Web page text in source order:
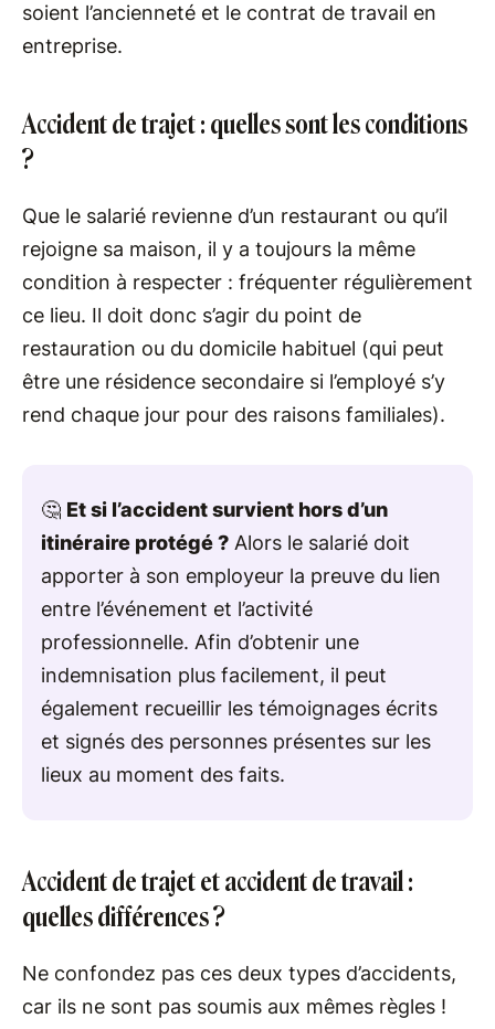
soient l’ancienneté et le contrat de travail en
entreprise.
Accident de trajet : quelles sont les conditions
?
Que le salarié revienne d’un restaurant ou qu’il
rejoigne sa maison, il y a toujours la même
condition à respecter : fréquenter régulièrement
ce lieu. Il doit donc s’agir du point de
restauration ou du domicile habituel (qui peut
être une résidence secondaire si l’employé s’y
rend chaque jour pour des raisons familiales).
🤔 Et si l’accident survient hors d’un
itinéraire protégé ? Alors le salarié doit
apporter à son employeur la preuve du lien
entre l’événement et l’activité
professionnelle. Afin d’obtenir une
indemnisation plus facilement, il peut
également recueillir les témoignages écrits
et signés des personnes présentes sur les
lieux au moment des faits.
Accident de trajet et accident de travail :
quelles différences ?
Ne confondez pas ces deux types d’accidents,
car ils ne sont pas soumis aux mêmes règles !